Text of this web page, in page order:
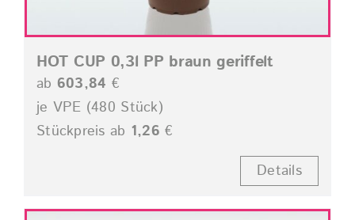
HOT CUP 0,3l PP braun geriffelt
ab 603,84 €
je VPE (480 Stück)
Stückpreis ab 1,26 €
Details